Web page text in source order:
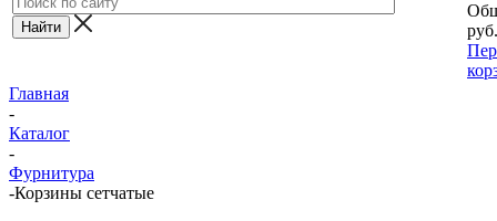
руб.
Главная
-
Каталог
-
Фурнитура
-Корзины сетчатые